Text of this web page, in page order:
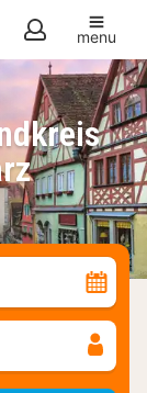
menu